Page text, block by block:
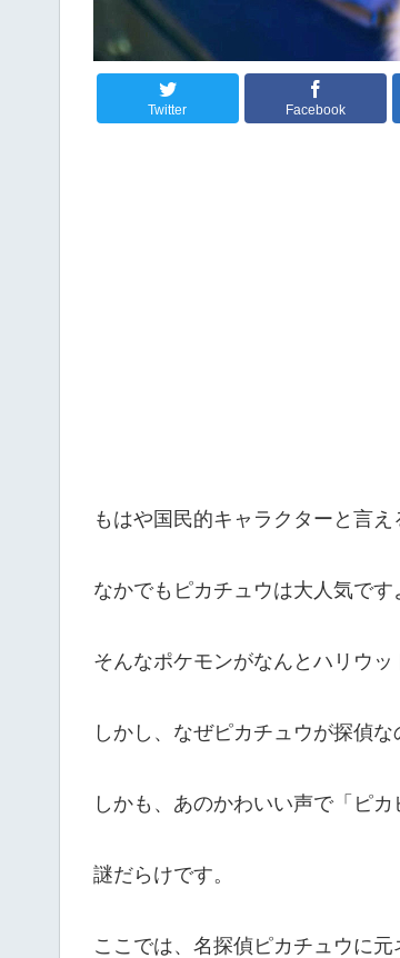
Twitter Facebook
もはや国民的キャラクターと言え
なかでもピカチュウは大人気です
そんなポケモンがなんとハリウ
しかし、なぜピカチュウが探偵な
しかも、あのかわいい声で「ピ
謎だらけです。
ここでは、名探偵ピカチュウに元